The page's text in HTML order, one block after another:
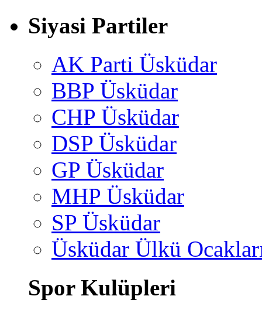
Siyasi Partiler
AK Parti Üsküdar
BBP Üsküdar
CHP Üsküdar
DSP Üsküdar
GP Üsküdar
MHP Üsküdar
SP Üsküdar
Üsküdar Ülkü
Spor Kulüpleri